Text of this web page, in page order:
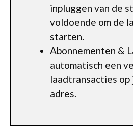
inpluggen van de
voldoende om de
starten.
Abonnementen &
automatisch een
laadtransacties op
adres.